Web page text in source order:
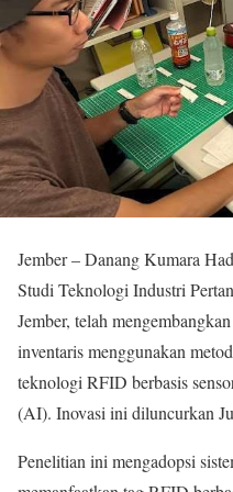
Jember – Danang Kumara
Studi Teknologi Industri
Jember, telah
inventaris menggunakan
teknologi RFID berbasis
(AI). Inovasi ini diluncurkan
Penelitian ini mengadopsi